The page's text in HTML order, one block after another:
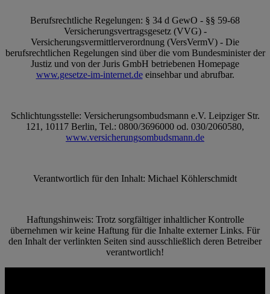
Berufsrechtliche Regelungen: § 34 d GewO - §§ 59-68
Versicherungsvertragsgesetz (VVG) -
Versicherungsvermittlerverordnung (VersVermV) - Die
berufsrechtlichen Regelungen sind über die vom Bundesminister der
Justiz und von der Juris GmbH betriebenen Homepage
www.gesetze-im-internet.deeinsehbar und abrufbar.
Schlichtungsstelle: Versicherungsombudsmann e.V. Leipziger Str.
121, 10117 Berlin, Tel.: 0800/3696000 od. 030/2060580,
www.versicherungsombudsmann.de
Verantwortlich für den Inhalt: Michael Köhlerschmidt
Haftungshinweis: Trotz sorgfältiger inhaltlicher Kontrolle
übernehmen wir keine Haftung für die Inhalte externer Links. Für
den Inhalt der verlinkten Seiten sind ausschließlich deren Betreiber
verantwortlich!